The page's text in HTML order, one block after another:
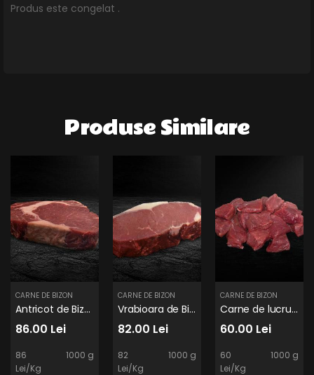
Produs este congelat .
Produse Similare
CARNE DE BIZON
Antricot de Bizon de Romania
86.00 Lei
86
Lei/Kg
1000 g
CARNE DE BIZON
Vrabioara de Bizon de Romania
82.00 Lei
82
Lei/Kg
1000 g
CARNE DE BIZON
Carne de lucru de Bizon
60.00 Lei
60
Lei/Kg
1000 g